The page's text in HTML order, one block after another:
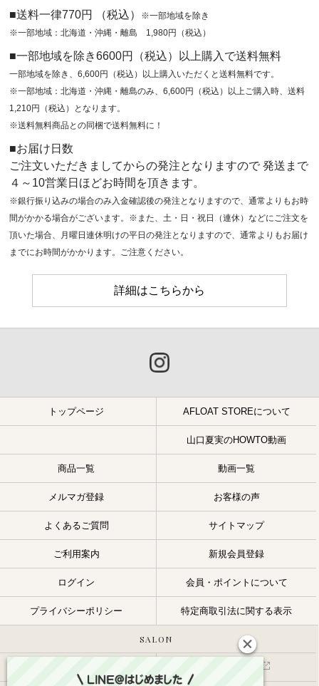
■送料一律770円 （税込）
※一部地域を除き
※一部地域：北海道・沖縄・離島 1,980円（税込）
■一部地域を除き6600円（税込）以上購入で送料無料
一部地域を除き、6,600円（税込）以上購入いただくと送料無料です。
※一部地域：北海道・沖縄・離島のみ、6,600円（税込）以上ご購入時、送料
1,210円（税込）となります。
※送料無料商品との同梱で送料無料に！
■お届け日数
ご注文いただきましてからの発注となりますので 発送まで
４～10営業日ほどお時間を頂きます。
※銀行振り込みの場合のみ入金確認後の発注となりますので、通常よりもお時
間がかかる場合がございます。※また、土・日・祝日（連休）などにご注文を
頂いた場合、月曜日連休明けの平日の発注となりますので、通常よりもお届け
までにお時間がかかります。ご注意ください。
詳細はこちらから
トップページ AFLOAT STOREについて
山口夏実のHOWTO動画
商品一覧 動画一覧
メルマガ登録 お客様の声
よくあるご質問 サイトマップ
ご利用案内 新規会員登録
ログイン 会員・ポイントについて
プライバシーポリシー 特定商取引法に関する表示
SALON